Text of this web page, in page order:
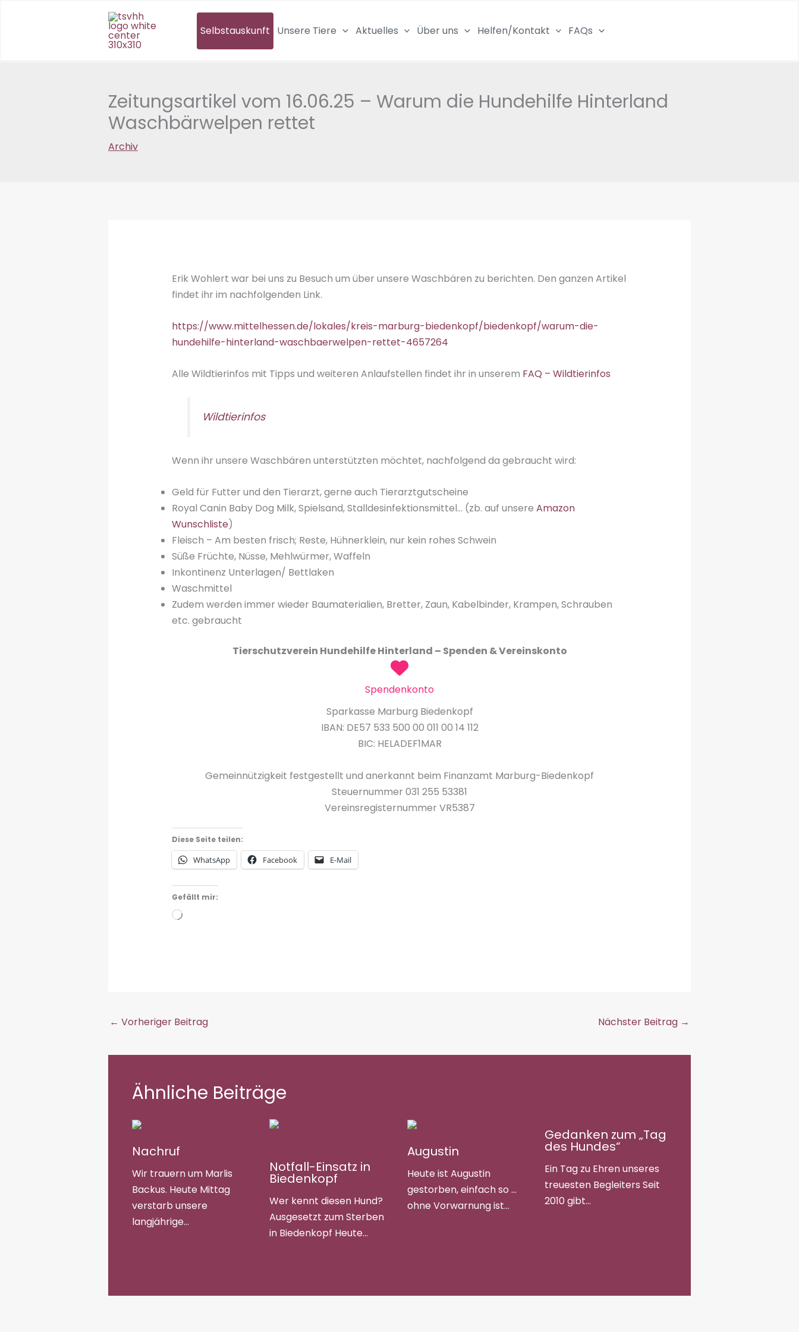
Selbstauskunft Unsere Tiere Aktuelles Über uns Helfen/Kontakt FAQs
Zeitungsartikel vom 16.06.25 – Warum die Hundehilfe Hinterland
Waschbärwelpen rettet
Archiv
Erik Wohlert war bei uns zu Besuch um über unsere Waschbären zu berichten. Den ganzen Artikel
findet ihr im nachfolgenden Link.
https://www.mittelhessen.de/lokales/kreis-marburg-biedenkopf/biedenkopf/warum-die-
hundehilfe-hinterland-waschbaerwelpen-rettet-4657264
Alle Wildtierinfos mit Tipps und weiteren Anlaufstellen findet ihr in unserem FAQ – Wildtierinfos
Wildtierinfos
Wenn ihr unsere Waschbären unterstützten möchtet, nachfolgend da gebraucht wird:
Geld für Futter und den Tierarzt, gerne auch Tierarztgutscheine
Royal Canin Baby Dog Milk, Spielsand, Stalldesinfektionsmittel… (zb. auf unsere Amazon
Wunschliste)
Fleisch – Am besten frisch; Reste, Hühnerklein, nur kein rohes Schwein
Süße Früchte, Nüsse, Mehlwürmer, Waffeln
Inkontinenz Unterlagen/ Bettlaken
Waschmittel
Zudem werden immer wieder Baumaterialien, Bretter, Zaun, Kabelbinder, Krampen, Schrauben
etc. gebraucht
Tierschutzverein Hundehilfe Hinterland – Spenden & Vereinskonto
Spendenkonto
Sparkasse Marburg Biedenkopf
IBAN: DE57 533 500 00 011 00 14 112
BIC: HELADEF1MAR
Gemeinnützigkeit festgestellt und anerkannt beim Finanzamt Marburg-Biedenkopf
Steuernummer 031 255 53381
Vereinsregisternummer VR5387
Diese Seite teilen:
WhatsApp Facebook E-Mail
Gefällt mir:
Wird
← Vorheriger Beitrag Nächster Beitrag →
Ähnliche Beiträge
Nachruf
Wir trauern um Marlis
Backus. Heute Mittag
verstarb unsere
langjährige…
Notfall-Einsatz in
Biedenkopf
Wer kennt diesen Hund?
Ausgesetzt zum Sterben
in Biedenkopf Heute…
Augustin
Heute ist Augustin
gestorben, einfach so …
ohne Vorwarnung ist…
Gedanken zum „Tag
des Hundes“
Ein Tag zu Ehren unseres
treuesten Begleiters Seit
2010 gibt…